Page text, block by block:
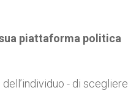
piattaforma politica
- di scegliere